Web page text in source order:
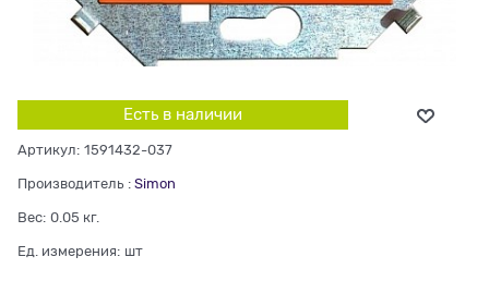
Есть в наличии
Артикул: 1591432-037
Производитель : Simon
Вес: 0.05 кг.
Ед. измерения: шт